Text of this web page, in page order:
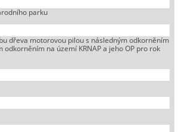
parku
dřeva motorovou pilou s následným odkorněním
na území KRNAP a jeho OP pro rok